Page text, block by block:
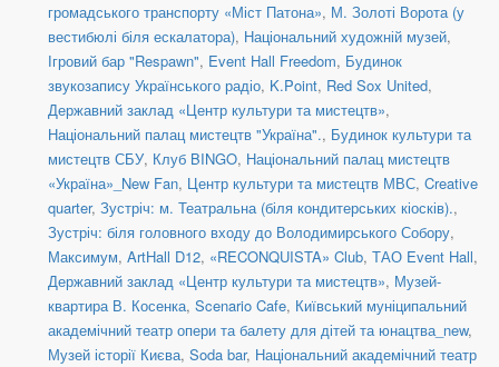
громадського транспорту «Міст Патона», М. Золоті Ворота (у
вестибюлі біля ескалатора), Національний художній музей,
Ігровий бар "Respawn", Event Hall Freedom, Будинок
звукозапису Українського радіо, K.Point, Red Sox United,
Державний заклад «Центр культури та мистецтв»,
Національний палац мистецтв "Україна"., Будинок культури та
мистецтв СБУ, Клуб BINGO, Національний палац мистецтв
«Україна»_New Fan, Центр культури та мистецтв МВС, Creative
quarter, Зустріч: м. Театральна (біля кондитерських кіосків).,
Зустріч: біля головного входу до Володимирського Собору,
Максимум, ArtHall D12, «RECONQUISTA» Club, ТАО Event Hall,
Державний заклад «Центр культури та мистецтв», Музей-
квартира В. Косенка, Scenario Cafe, Київський муніципальний
академічний театр опери та балету для дітей та юнацтва_new,
Музей історії Києва, Soda bar, Національний академічний театр